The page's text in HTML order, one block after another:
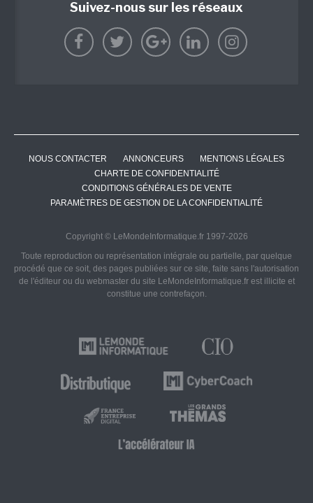
Suivez-nous sur les réseaux
NOUS CONTACTER ANNONCEURS
MENTIONS LÉGALES
CHARTE DE CONFIDENTIALITÉ
CONDITIONS GÉNÉRALES DE VENTE
PARAMÈTRES DE GESTION DE LA CONFIDENTIALITÉ
Copyright © LeMondeInformatique.fr 1997-2026
Toute reproduction ou représentation intégrale ou partielle, par quelque
procédé que ce soit, des pages publiées sur ce site, faite sans l'autorisation
de l'éditeur ou du webmaster du site LeMondeInformatique.fr est illicite et
constitue une contrefaçon.